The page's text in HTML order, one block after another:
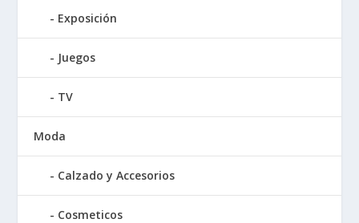
Exposición
Juegos
TV
Moda
Calzado y Accesorios
Cosmeticos